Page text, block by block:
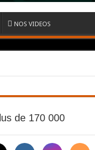
NOS VIDEOS
de 170 000